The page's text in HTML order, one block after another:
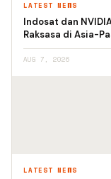
LATEST NEWS
Indosat dan
Raksasa di Asia-
AUG 7, 2026
LATEST NEWS